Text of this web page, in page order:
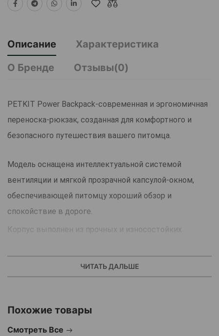
Описание
Характеристика
О Бренде
Отзывы(0)
PETKIT Power Backpack-современная и эргономичная
переноска-рюкзак, созданная для комфортного и
безопасного путешествия вашего питомца.
Модель оснащена интеллектуальной системой
вентиляции и мягкой прозрачной капсулой-окном,
обеспечивающей питомцу хороший обзор и
спокойствие в дороге.
Корпус выполнен из прочных и износостойких
Встроенный вентилятор мягко циркулирует воздух
внутри рюкзака, предотвращая перегрев и
Система распределения воздушных потоков делает
поездку спокойной даже в жаркую погоду.
ЧИТАТЬ ДАЛЬШЕ
Похожие товары
Смотреть Все